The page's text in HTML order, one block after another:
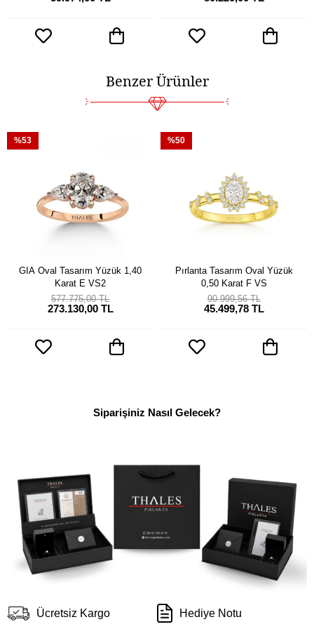
Benzer Ürünler
GIA Oval Tasarım Yüzük 1,40
Karat E VS2
273.130,00 TL
577.775,00 TL
%53
Pırlanta Tasarım Oval Yüzük
0,50 Karat F VS
45.499,78 TL
90.999,56 TL
%50
Siparişiniz Nasıl Gelecek?
Ücretsiz Kargo Hediye Notu